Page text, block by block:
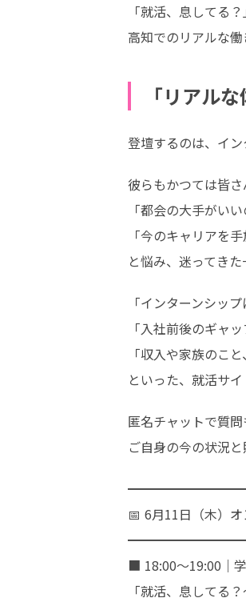
「就活、息してる
高知でのリアルな
「リアル
登壇するのは、イ
彼らもかつては皆さ
「都会の大手がいい
「今のキャリアを
と悩み、迷ってきた
「インターンシッ
「入社前後のギャッ
「収入や家族のこ
といった、就活サ
匿名チャットで質問
ご自身の今の状況
📅 6月11日（木）
■ 18:00〜19:00｜
「就活、息してる